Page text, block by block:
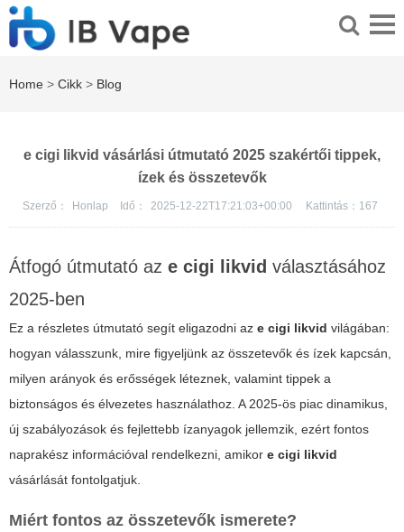
Home > Cikk > Blog
e cigi likvid vásárlási útmutató 2025 szakértői tippek,
ízek és összetevők
Szerző： Honlap Idő： 2025-12-22T17:21:03+00:00 Kattintás： 167
Átfogó útmutató az e cigi likvid választásához
2025-ben
Ez a részletes útmutató segít eligazodni az e cigi likvid világában:
hogyan válasszunk, mire figyeljünk az összetevők és ízek kapcsán,
milyen arányok és erősségek léteznek, valamint tippek a
biztonságos és élvezetes használathoz. A 2025-ös piac dinamikus,
új szabályozások és fejlettebb ízanyagok jellemzik, ezért fontos
naprakész információval rendelkezni, amikor e cigi likvid
vásárlását fontolgatjuk.
Miért fontos az összetevők ismerete?